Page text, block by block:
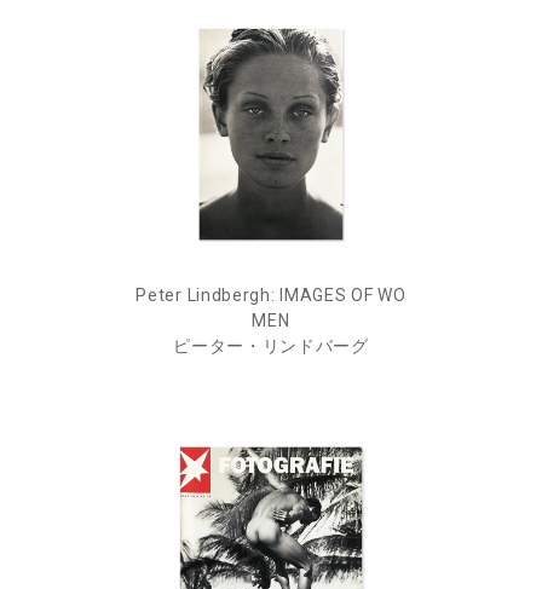
Peter Lindbergh: IMAGES OF WO
MEN
ピーター・リンドバーグ